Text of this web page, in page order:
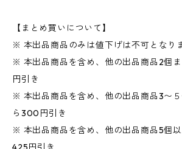
【まとめ買いについて】
※ 本出品商品のみは値下げは不可となり
※ 本出品商品を含め、他の出品商品2個
円引き
※ 本出品商品を含め、他の出品商品3〜
ら300円引き
※ 本出品商品を含め、他の出品商品5個